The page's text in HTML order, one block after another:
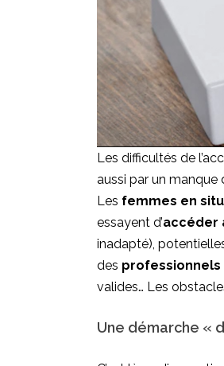
Les difficultés de
aussi par un manque
Les femmes en
essayent d’accéder
inadapté),
des professionnels
valides… Les
Une démarche «